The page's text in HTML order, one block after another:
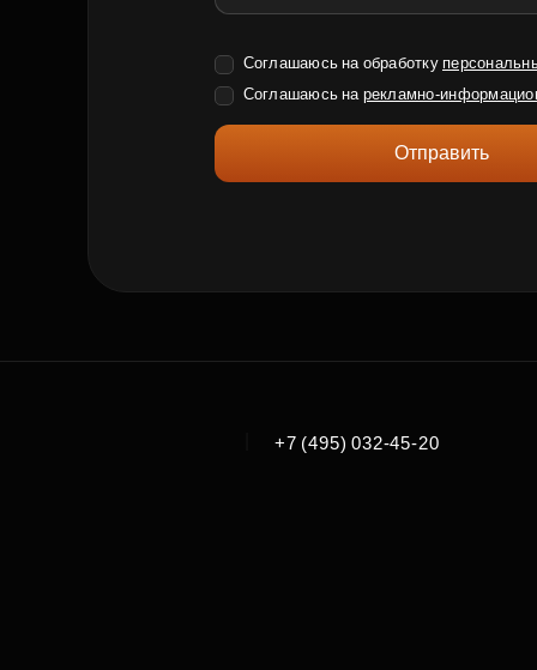
Соглашаюсь на обработку
Соглашаюсь на рекламно-
Отправить
+7 (495) 032-45-20